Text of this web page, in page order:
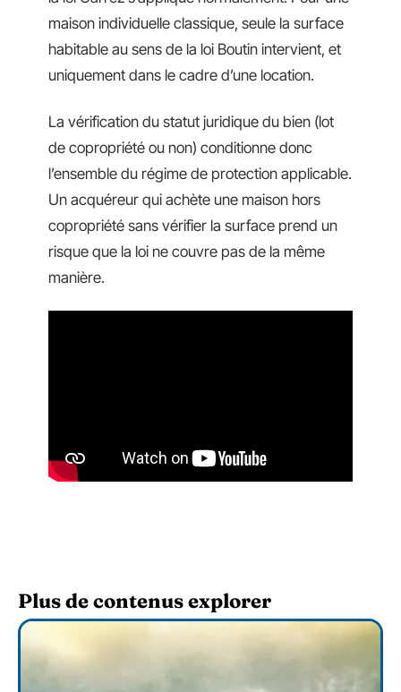
maison individuelle classique, seule la surface
habitable au sens de la loi Boutin intervient, et
uniquement dans le cadre d’une location.
La vérification du statut juridique du bien (lot
de copropriété ou non) conditionne donc
l’ensemble du régime de protection applicable.
Un acquéreur qui achète une maison hors
copropriété sans vérifier la surface prend un
risque que la loi ne couvre pas de la même
manière.
Plus de contenus explorer